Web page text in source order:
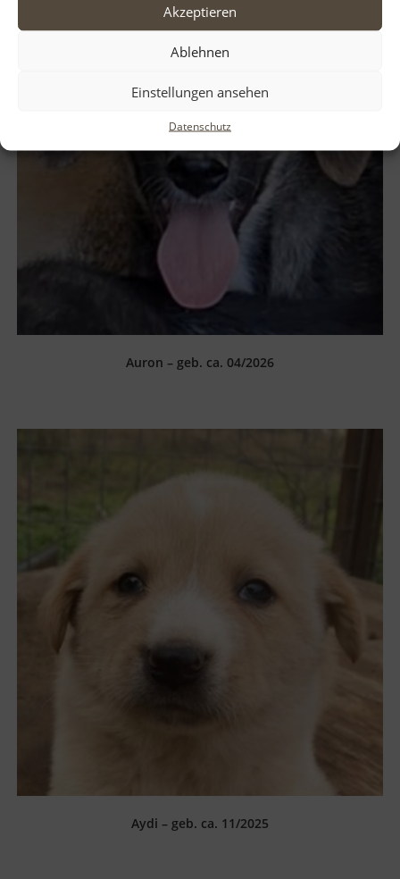
Akzeptieren
Ablehnen
Einstellungen ansehen
Datenschutz
Auron – geb. ca. 04/2026
Aydi – geb. ca. 11/2025